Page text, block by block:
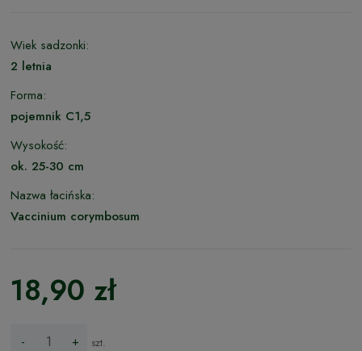
Wiek sadzonki:
2 letnia
Forma:
pojemnik C1,5
Wysokość:
ok. 25-30 cm
Nazwa łacińska:
Vaccinium corymbosum
18,90 zł
- + szt.